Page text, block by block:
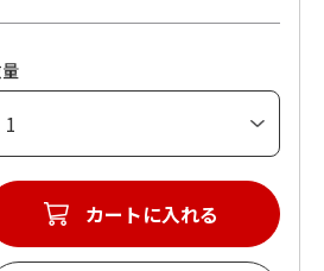
カートに入れる